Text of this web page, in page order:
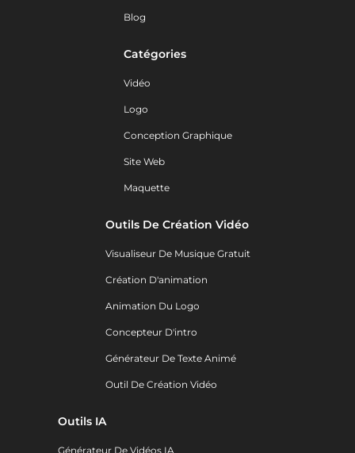
Blog
Catégories
Vidéo
Logo
Conception Graphique
Site Web
Maquette
Outils De Création Vidéo
Visualiseur De Musique Gratuit
Création D'animation
Animation Du Logo
Concepteur D'intro
Générateur De Texte Animé
Outil De Création Vidéo
Outils IA
Générateur De Vidéos IA